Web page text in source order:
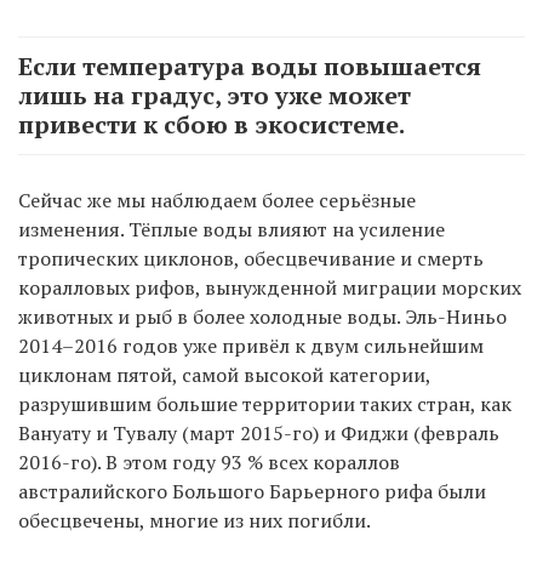
Если температура воды повышается
лишь на градус, это уже может
привести к сбою в экосистеме.
Сейчас же мы наблюдаем более серьёзные
изменения. Тёплые воды влияют на усиление
тропических циклонов, обесцвечивание и смерть
коралловых рифов, вынужденной миграции морских
животных и рыб в более холодные воды. Эль-Ниньо
2014–2016 годов уже привёл к двум сильнейшим
циклонам пятой, самой высокой категории,
разрушившим большие территории таких стран, как
Вануату и Тувалу (март 2015-го) и Фиджи (февраль
2016-го). В этом году 93 % всех кораллов
австралийского Большого Барьерного рифа были
обесцвечены, многие из них погибли.